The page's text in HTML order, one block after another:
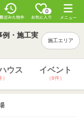
0
例・施工実
施工エリア
ウス
）
イベント
（8件）